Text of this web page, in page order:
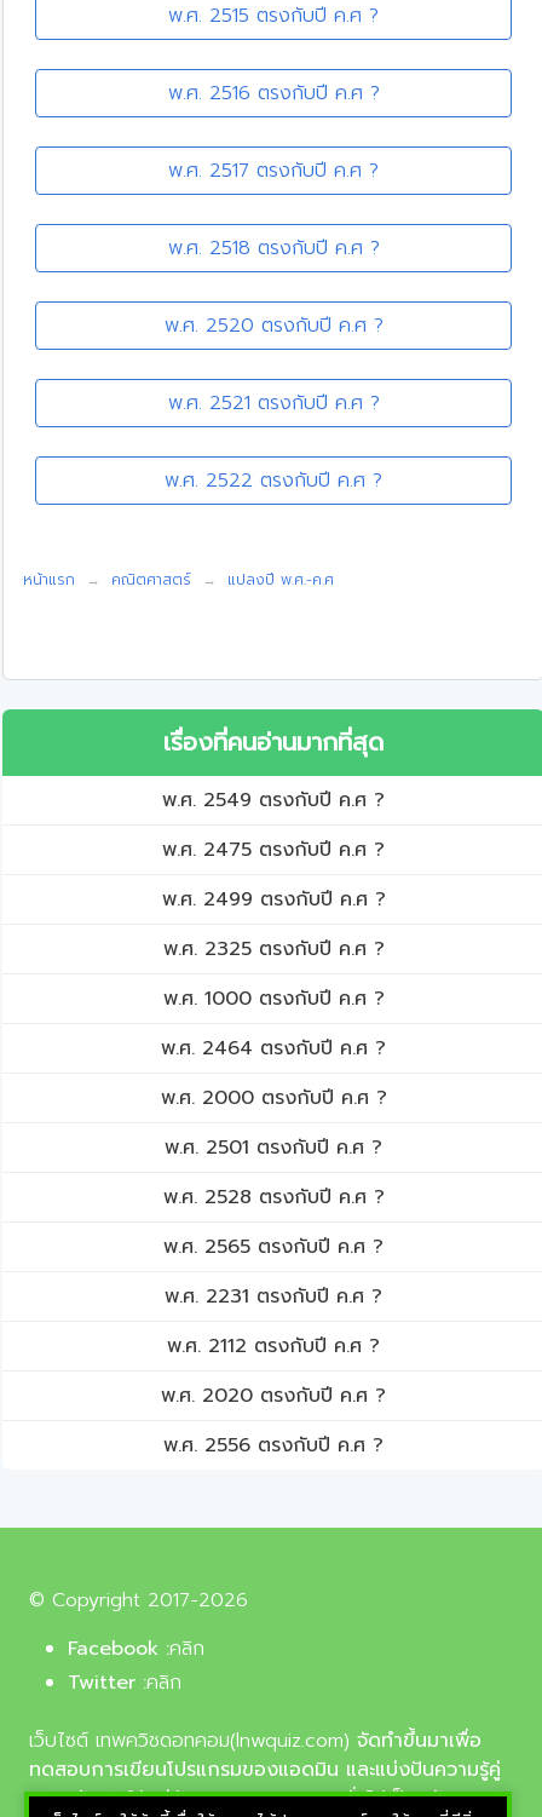
พ.ศ. 2515 ตรงกับปี ค.ศ ?
พ.ศ. 2516 ตรงกับปี ค.ศ ?
พ.ศ. 2517 ตรงกับปี ค.ศ ?
พ.ศ. 2518 ตรงกับปี ค.ศ ?
พ.ศ. 2520 ตรงกับปี ค.ศ ?
พ.ศ. 2521 ตรงกับปี ค.ศ ?
พ.ศ. 2522 ตรงกับปี ค.ศ ?
หน้าแรก คณิตศาสตร์ แปลงปี พ.ศ.-ค.ศ
เรื่องที่คนอ่านมากที่สุด
พ.ศ. 2549 ตรงกับปี ค.ศ ?
พ.ศ. 2475 ตรงกับปี ค.ศ ?
พ.ศ. 2499 ตรงกับปี ค.ศ ?
พ.ศ. 2325 ตรงกับปี ค.ศ ?
พ.ศ. 1000 ตรงกับปี ค.ศ ?
พ.ศ. 2464 ตรงกับปี ค.ศ ?
พ.ศ. 2000 ตรงกับปี ค.ศ ?
พ.ศ. 2501 ตรงกับปี ค.ศ ?
พ.ศ. 2528 ตรงกับปี ค.ศ ?
พ.ศ. 2565 ตรงกับปี ค.ศ ?
พ.ศ. 2231 ตรงกับปี ค.ศ ?
พ.ศ. 2112 ตรงกับปี ค.ศ ?
พ.ศ. 2020 ตรงกับปี ค.ศ ?
พ.ศ. 2556 ตรงกับปี ค.ศ ?
© Copyright 2017-2026
Facebook :คลิก
Twitter :คลิก
เว็บไซต์ เทพควิชดอทคอม(lnwquiz.com) จัดทำขึ้นมาเพื่อ
ทดสอบการเขียนโปรแกรมของแอดมิน และแบ่งปันความรู้คู่
ความบันเทิงให้แก่น้อง ๆ ตลอดจนบุคลทั่วไปเป็นหลัก,